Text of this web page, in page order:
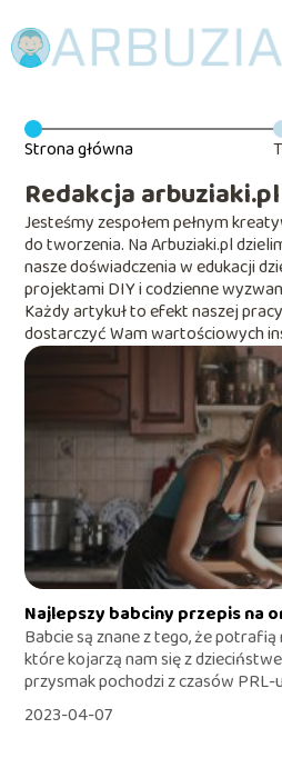
Strona główna
Redakcja arbuziaki.pl
Jesteśmy zespołem pełnym
do tworzenia. Na Arbuziaki.pl
nasze doświadczenia w edukacji
projektami DIY i codzienne
Każdy artykuł to efekt naszej
dostarczyć Wam wartościowych
Najlepszy babciny przepis na
Babcie są znane z tego, że
które kojarzą nam się z
przysmak pochodzi z czasów PRL-
2023-04-07